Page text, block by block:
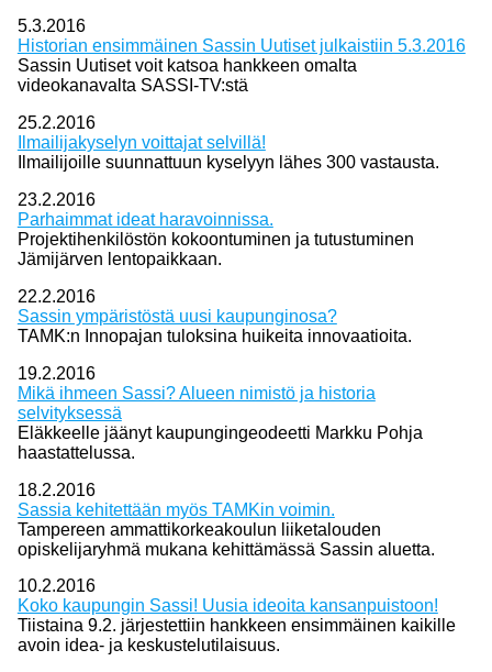
5.3.2016
Historian ensimmäinen Sassin Uutiset julkaistiin 5.3.2016
Sassin Uutiset voit katsoa hankkeen omalta
videokanavalta SASSI-TV:stä
25.2.2016
Ilmailijakyselyn voittajat selvillä!
Ilmailijoille suunnattuun kyselyyn lähes 300 vastausta.
23.2.2016
Parhaimmat ideat haravoinnissa.
Projektihenkilöstön kokoontuminen ja tutustuminen
Jämijärven lentopaikkaan.
22.2.2016
Sassin ympäristöstä uusi kaupunginosa?
TAMK:n Innopajan tuloksina huikeita innovaatioita.
19.2.2016
Mikä ihmeen Sassi? Alueen nimistö ja historia
selvityksessä
Eläkkeelle jäänyt kaupungingeodeetti Markku Pohja
haastattelussa.
18.2.2016
Sassia kehitettään myös TAMKin voimin.
Tampereen ammattikorkeakoulun liiketalouden
opiskelijaryhmä mukana kehittämässä Sassin aluetta.
10.2.2016
Koko kaupungin Sassi! Uusia ideoita kansanpuistoon!
Tiistaina 9.2. järjestettiin hankkeen ensimmäinen kaikille
avoin idea- ja keskustelutilaisuus.